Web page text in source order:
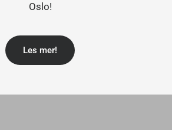
Oslo!
Les mer!